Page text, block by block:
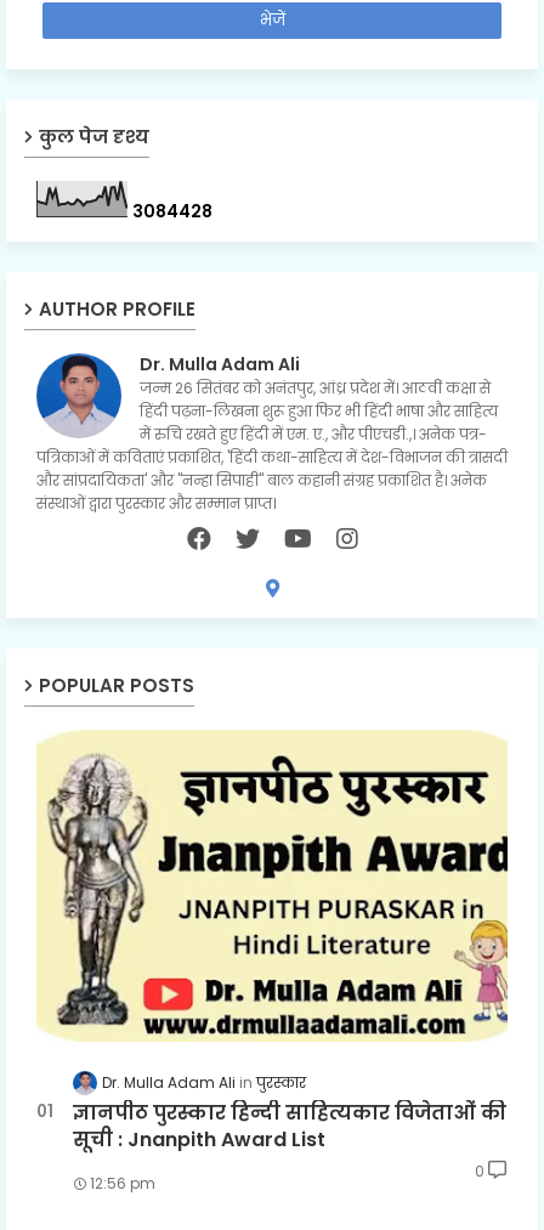
कुल पेज दृश्य
3084428
AUTHOR PROFILE
Dr. Mulla Adam Ali
जन्म 26 सितंबर को अनंतपुर, आंध्र प्रदेश में। आठवीं कक्षा से
हिंदी पढ़ना-लिखना शुरू हुआ फिर भी हिंदी भाषा और साहित्य
में रुचि रखते हुए हिंदी में एम. ए., और पीएचडी.,। अनेक पत्र-
पत्रिकाओं में कविताएं प्रकाशित, 'हिंदी कथा-साहित्य में देश-विभाजन की त्रासदी
और सांप्रदायिकता' और "नन्हा सिपाही" बाल कहानी संग्रह प्रकाशित है। अनेक
संस्थाओं द्वारा पुरस्कार और सम्मान प्राप्त।
POPULAR POSTS
Dr. Mulla Adam Ali पुरस्कार
ज्ञानपीठ पुरस्कार हिन्दी साहित्यकार विजेताओं की
सूची : Jnanpith Award List
12:56 pm
0